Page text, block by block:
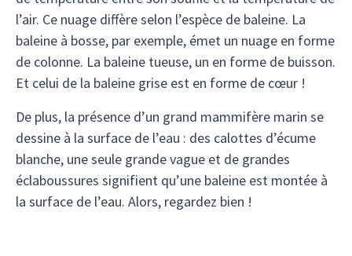
l’air. Ce nuage diffère selon l’espèce de baleine. La
baleine à bosse, par exemple, émet un nuage en forme
de colonne. La baleine tueuse, un en forme de buisson.
Et celui de la baleine grise est en forme de cœur !
De plus, la présence d’un grand mammifère marin se
dessine à la surface de l’eau : des calottes d’écume
blanche, une seule grande vague et de grandes
éclaboussures signifient qu’une baleine est montée à
la surface de l’eau. Alors, regardez bien !